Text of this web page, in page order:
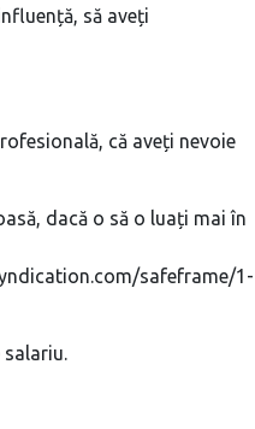
să aveți
că aveți nevoie
dacă o să o luați mai în
safeframe/1-
salariu.